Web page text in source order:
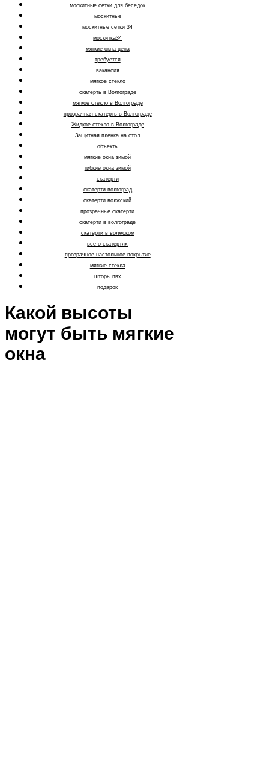
москитные сетки для беседок
москитные
москитные сетки 34
москитка34
мягкие окна цена
требуется
вакансия
мягкое стекло
скатерть в Волгограде
мягкое стекло в Волгограде
прозрачная скатерть в Волгограде
Жидкое стекло в Волгограде
Защитная пленка на стол
объекты
мягкие окна зимой
гибкие окна зимой
скатерти
скатерти волгоград
скатерти волжский
прозрачные скатерти
скатерти в волгограде
скатерти в волжском
все о скатертях
прозрачное настольное покрытие
мягкие стекла
шторы пвх
подарок
Какой высоты
могут быть мягкие
окна